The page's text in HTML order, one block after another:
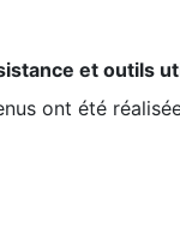
et outils
ont été